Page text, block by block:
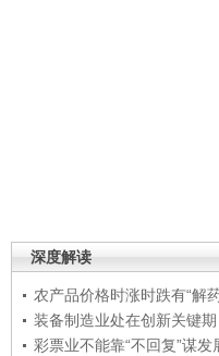
深度解读
农产品价格时涨时跌有“解
装备制造业处在创新关键期
彩票业不能靠“不回复”谋发